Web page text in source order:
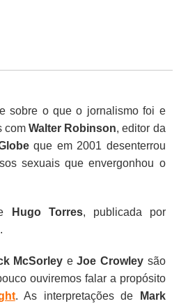
sobre o que o jornalismo foi e
comWalter Robinson, editor da
que em 2001 desenterrou
sexuais que envergonhou o
Hugo Torres, publicada por
McSorley eJoe Crowley são
ouviremos falar a propósito
. As interpretações de
Mark